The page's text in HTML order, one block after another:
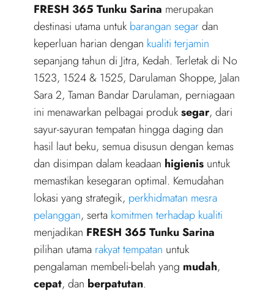
FRESH 365 Tunku Sarina merupakan
destinasi utama untuk barangan segardan
keperluan harian dengan kualiti terjamin
sepanjang tahun di Jitra, Kedah. Terletak di No
1523, 1524 & 1525, Darulaman Shoppe, Jalan
Sara 2, Taman Bandar Darulaman, perniagaan
ini menawarkan pelbagai produksegar, dari
sayur-sayuran tempatan hingga daging dan
hasil laut beku, semua disusun dengan kemas
dan disimpan dalam keadaan higienis untuk
memastikan kesegaran optimal. Kemudahan
lokasi yang strategik, perkhidmatan mesra
pelanggan, serta komitmen terhadap kualiti
menjadikan FRESH 365 Tunku Sarina
pilihan utama rakyat tempatan untuk
pengalaman membeli-belah yang mudah,
cepat, dan berpatutan.